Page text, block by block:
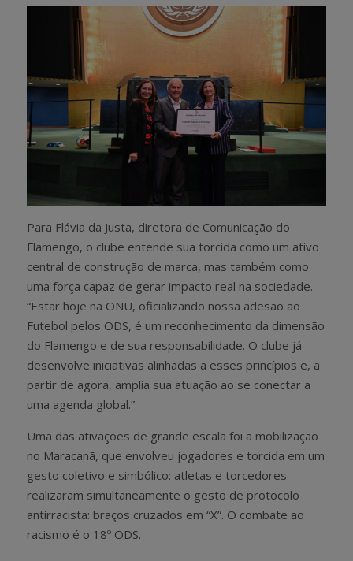
Para Flávia da Justa, diretora de Comunicação do
Flamengo, o clube entende sua torcida como um ativo
central de construção de marca, mas também como
uma força capaz de gerar impacto real na sociedade.
“Estar hoje na ONU, oficializando nossa adesão ao
Futebol pelos ODS, é um reconhecimento da dimensão
do Flamengo e de sua responsabilidade. O clube já
desenvolve iniciativas alinhadas a esses princípios e, a
partir de agora, amplia sua atuação ao se conectar a
uma agenda global.”
Uma das ativações de grande escala foi a mobilização
no Maracanã, que envolveu jogadores e torcida em um
gesto coletivo e simbólico: atletas e torcedores
realizaram simultaneamente o gesto de protocolo
antirracista: braços cruzados em “X”. O combate ao
racismo é o 18º ODS.